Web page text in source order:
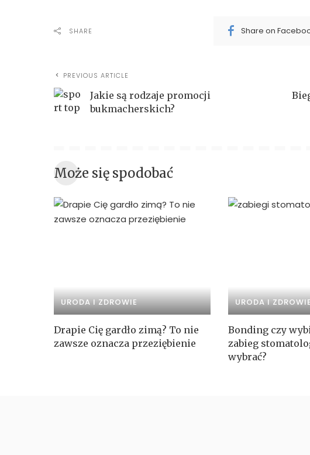
SHARE Share on
PREVIOUS ARTICLE
Jakie są rodzaje promocji
bukmacherskich?
Może się spodobać
URODA I ZDROWIE
Drapie Cię gardło zimą? To nie
zawsze oznacza przeziębienie
URODA I
Bonding czy
zabieg
wybrać?